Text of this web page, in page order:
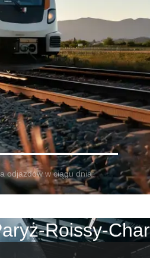
odjazdów w ciągu dnia:
Roissy-